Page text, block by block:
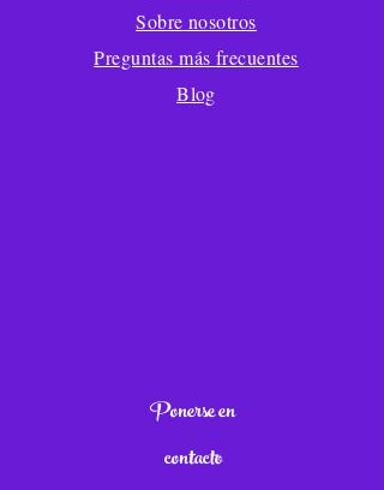
Sobre nosotros
Preguntas más frecuentes
Blog
Ponerse en
contacto